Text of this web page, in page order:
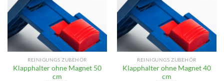
REINIGUNGS ZUBEHÖR
Klapphalter ohne Magnet 50
cm
REINIGUNGS ZUBEHÖR
Klapphalter ohne Magnet 40
cm